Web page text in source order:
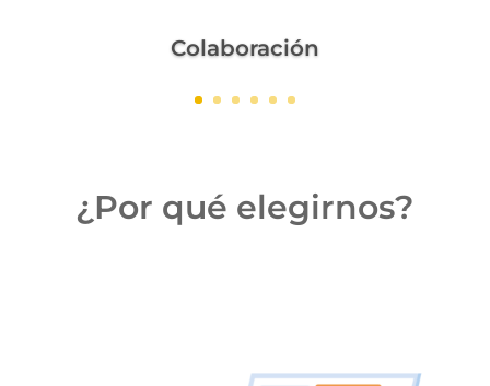
Colaboración
¿Por qué elegirnos?